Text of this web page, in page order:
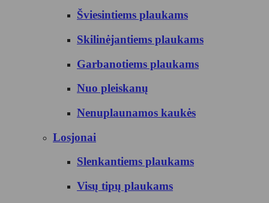
Šviesintiems plaukams
Skilinėjantiems plaukams
Garbanotiems plaukams
Nuo pleiskanų
Nenuplaunamos kaukės
Losjonai
Slenkantiems plaukams
Visų tipų plaukams